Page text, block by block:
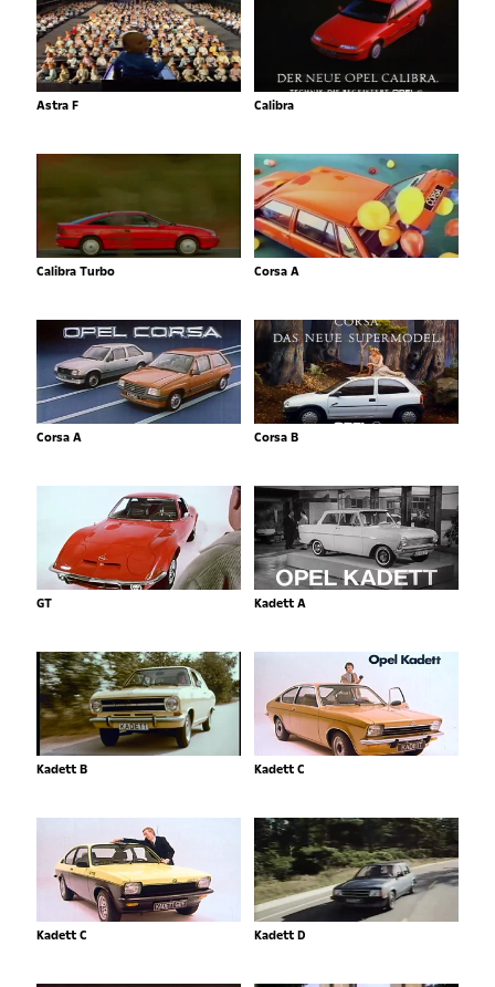
Astra F Calibra
Calibra Turbo Corsa A
Corsa A Corsa B
GT Kadett A
Kadett B Kadett C
Kadett C Kadett D